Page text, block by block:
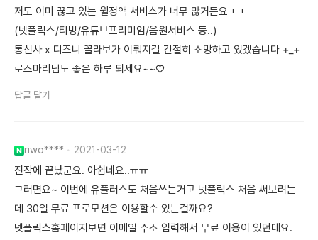
저도 이미 끊고 있는 월정액 서비스가 너무 많거든요 ㄷㄷ
(넷플릭스/티빙/유튜브프리미엄/음원서비스 등..)
통신사 x 디즈니 꼴라보가 이뤄지길 간절히 소망하고 있겠습니다 +_+
로즈마리님도 좋은 하루 되세요~~♡
답글 달기
riwo**** 2021-03-12
진작에 끝났군요. 아쉽네요..ㅠㅠ
그러면요~ 이번에 유플러스도 처음쓰는거고 넷플릭스 처음 써보려는
데 30일 무료 프로모션은 이용할수 있는걸까요?
넷플릭스홈페이지보면 이메일 주소 입력해서 무료 이용이 있던데요.